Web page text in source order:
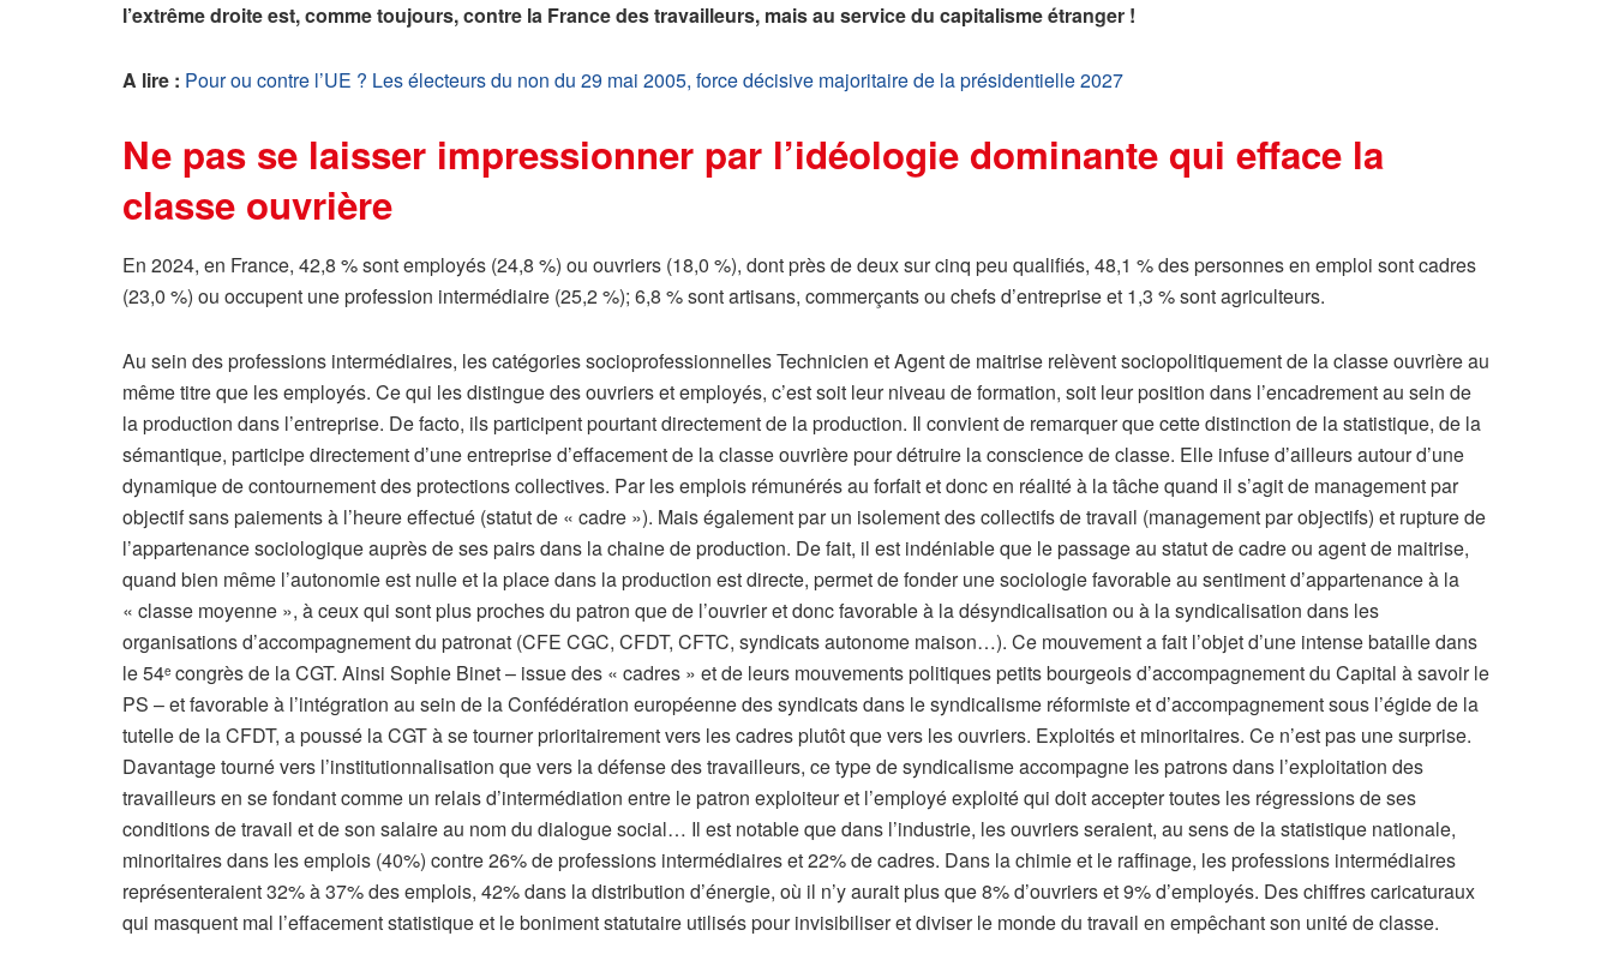
l’extrême droite est, comme toujours, contre la France des travailleurs, mais au service du capitalisme étranger !
A lire : Pour ou contre l’UE ? Les électeurs du non du 29 mai 2005, force décisive majoritaire de la présidentielle 2027
Ne pas se laisser impressionner par l’idéologie dominante qui efface la
classe ouvrière
En 2024, en France, 42,8 % sont employés (24,8 %) ou ouvriers (18,0 %), dont près de deux sur cinq peu qualifiés, 48,1 % des personnes en emploi sont cadres
(23,0 %) ou occupent une profession intermédiaire (25,2 %); 6,8 % sont artisans, commerçants ou chefs d’entreprise et 1,3 % sont agriculteurs.
Au sein des professions intermédiaires, les catégories socioprofessionnelles Technicien et Agent de maitrise relèvent sociopolitiquement de la classe ouvrière au
même titre que les employés. Ce qui les distingue des ouvriers et employés, c’est soit leur niveau de formation, soit leur position dans l’encadrement au sein de
la production dans l’entreprise. De facto, ils participent pourtant directement de la production. Il convient de remarquer que cette distinction de la statistique, de la
sémantique, participe directement d’une entreprise d’effacement de la classe ouvrière pour détruire la conscience de classe. Elle infuse d’ailleurs autour d’une
dynamique de contournement des protections collectives. Par les emplois rémunérés au forfait et donc en réalité à la tâche quand il s’agit de management par
objectif sans paiements à l’heure effectué (statut de « cadre »). Mais également par un isolement des collectifs de travail (management par objectifs) et rupture de
l’appartenance sociologique auprès de ses pairs dans la chaine de production. De fait, il est indéniable que le passage au statut de cadre ou agent de maitrise,
quand bien même l’autonomie est nulle et la place dans la production est directe, permet de fonder une sociologie favorable au sentiment d’appartenance à la
« classe moyenne », à ceux qui sont plus proches du patron que de l’ouvrier et donc favorable à la désyndicalisation ou à la syndicalisation dans les
organisations d’accompagnement du patronat (CFE CGC, CFDT, CFTC, syndicats autonome maison…). Ce mouvement a fait l’objet d’une intense bataille dans
le 54e congrès de la CGT. Ainsi Sophie Binet – issue des « cadres » et de leurs mouvements politiques petits bourgeois d’accompagnement du Capital à savoir le
PS – et favorable à l’intégration au sein de la Confédération européenne des syndicats dans le syndicalisme réformiste et d’accompagnement sous l’égide de la
tutelle de la CFDT, a poussé la CGT à se tourner prioritairement vers les cadres plutôt que vers les ouvriers. Exploités et minoritaires. Ce n’est pas une surprise.
Davantage tourné vers l’institutionnalisation que vers la défense des travailleurs, ce type de syndicalisme accompagne les patrons dans l’exploitation des
travailleurs en se fondant comme un relais d’intermédiation entre le patron exploiteur et l’employé exploité qui doit accepter toutes les régressions de ses
conditions de travail et de son salaire au nom du dialogue social… Il est notable que dans l’industrie, les ouvriers seraient, au sens de la statistique nationale,
minoritaires dans les emplois (40%) contre 26% de professions intermédiaires et 22% de cadres. Dans la chimie et le raffinage, les professions intermédiaires
représenteraient 32% à 37% des emplois, 42% dans la distribution d’énergie, où il n’y aurait plus que 8% d’ouvriers et 9% d’employés. Des chiffres caricaturaux
qui masquent mal l’effacement statistique et le boniment statutaire utilisés pour invisibiliser et diviser le monde du travail en empêchant son unité de classe.